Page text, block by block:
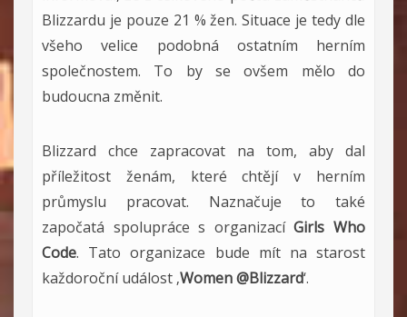
Blizzardu je pouze 21 % žen. Situace je tedy dle
všeho velice podobná ostatním herním
společnostem. To by se ovšem mělo do
budoucna změnit.
Blizzard chce zapracovat na tom, aby dal
příležitost ženám, které chtějí v herním
průmyslu pracovat. Naznačuje to také
započatá spolupráce s organizacíGirls Who
Code. Tato organizace bude mít na starost
každoroční událost ‚Women @Blizzard‘.